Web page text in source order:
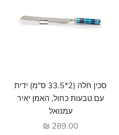
הוסף לעגלה
סכין חלה (2*33.5 ס"מ) ידית
עם טבעות כחול, האמן יאיר
עמנואל
מחיר מבצע
289.00 ₪